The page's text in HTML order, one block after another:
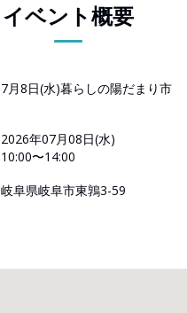
イベント概要
7月8日(水)暮らしの陽だまり市
2026年07月08日(水)
10:00〜14:00
岐阜県岐阜市東鶉3-59